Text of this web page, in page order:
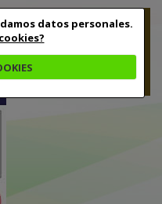
datos personales.